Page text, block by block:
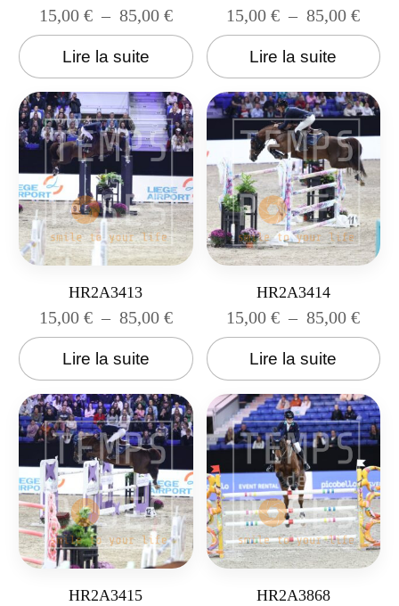
15,00 € – 85,00 €
Lire la suite
15,00€ – 85,00€
Lire la suite
HR2A3413
15,00 € – 85,00 €
Lire la suite
HR2A3414
15,00€ – 85,00€
Lire la suite
HR2A3415 HR2A3868